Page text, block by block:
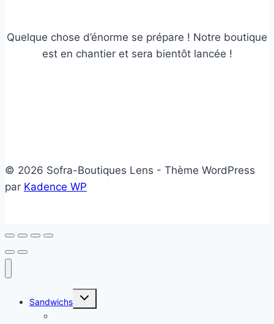
Quelque chose d’énorme se prépare ! Notre boutique
est en chantier et sera bientôt lancée !
© 2026 Sofra-Boutiques Lens - Thème WordPress
par Kadence WP
Sandwichs
Ouvrir/fermer